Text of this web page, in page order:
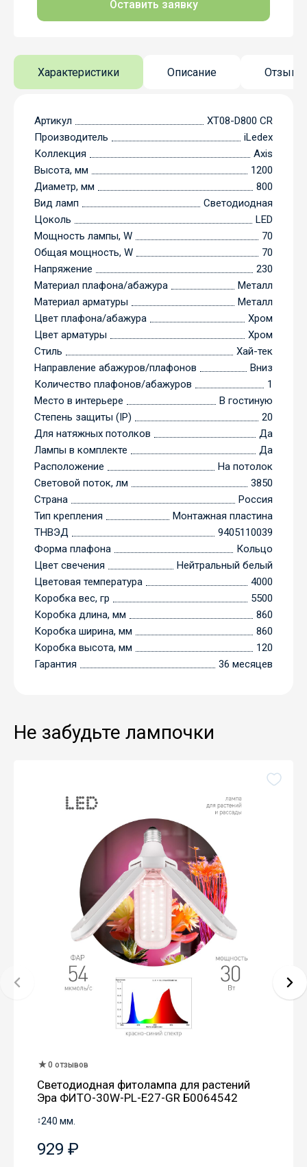
Оставить заявку
Характеристики Описание Отзывы
Артикул
XT08-D800 CR
Производитель
iLedex
Коллекция
Axis
Высота, мм
1200
Диаметр, мм
800
Вид ламп
Светодиодная
Цоколь
LED
Мощность лампы, W
70
Общая мощность, W
70
Напряжение
230
Материал плафона/абажура
Металл
Материал арматуры
Металл
Цвет плафона/абажура
Хром
Цвет арматуры
Хром
Стиль
Хай-тек
Направление абажуров/плафонов
Вниз
Количество плафонов/абажуров
1
Место в интерьере
В гостиную
Степень защиты (IP)
20
Для натяжных потолков
Да
Лампы в комплекте
Да
Расположение
На потолок
Световой поток, лм
3850
Страна
Россия
Тип крепления
Монтажная пластина
ТНВЭД
9405110039
Форма плафона
Кольцо
Цвет свечения
Нейтральный белый
Цветовая температура
4000
Коробка вес, гр
5500
Коробка длина, мм
860
Коробка ширина, мм
860
Коробка высота, мм
120
Гарантия
36 месяцев
Не забудьте лампочки
0 отзывов
Светодиодная фитолампа для растений
Эра ФИТО-30W-PL-E27-GR Б0064542
↕240 мм.
929 ₽